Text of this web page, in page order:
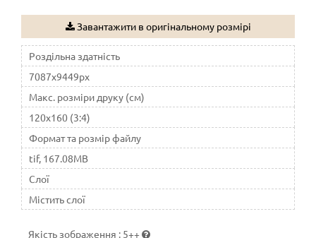
Завантажити в оригінальному розмірі
Роздільна здатність
7087x9449px
Макс. розміри друку (см)
120x160 (3:4)
Формат та розмір файлу
tif, 167.08MB
Слої
Містить слої
Якість зображення : 5++